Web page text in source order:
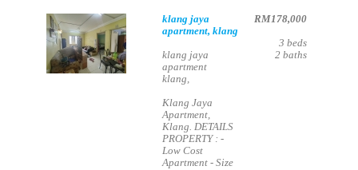
klang jaya
apartment, klang
klang jaya
apartment
klang,
Klang Jaya
Apartment,
Klang. DETAILS
PROPERTY : -
Low Cost
Apartment - Size
RM178,000
3 beds
2 baths